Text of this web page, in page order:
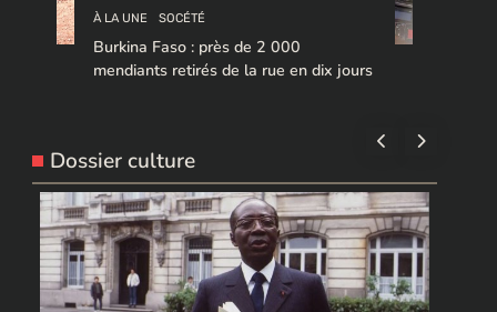
À LA UNE SOCÉTÉ
Burkina Faso : près de 2 000
mendiants retirés de la rue en dix jours
Dossier culture